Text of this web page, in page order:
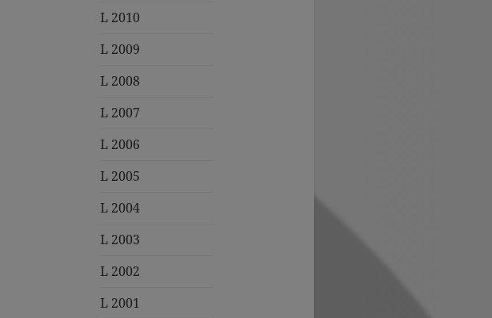
L 2010
L 2009
L 2008
L 2007
L 2006
L 2005
L 2004
L 2003
L 2002
L 2001